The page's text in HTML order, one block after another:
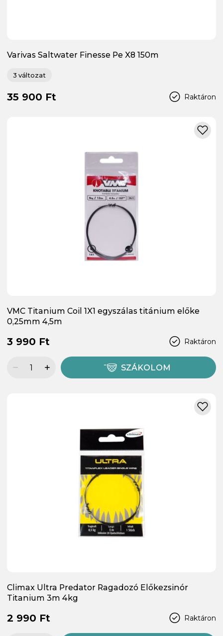
Varivas Saltwater Finesse Pe X8 150m
3 változat
Raktáron
35 900 Ft
VMC Titanium Coil 1X1 egyszálas titánium előke
0,25mm 4,5m
Raktáron
3 990 Ft
SZÁKOLOM
Climax Ultra Predator Ragadozó Előkezsinór
Titanium 3m 4kg
Raktáron
2 990 Ft